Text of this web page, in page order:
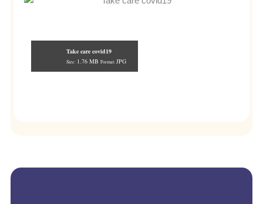
Take care covid19
Size: 1.76 MB Format: JPG